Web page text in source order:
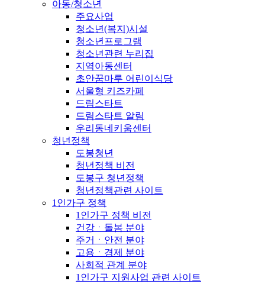
아동/청소년
주요사업
청소년(복지)시설
청소년프로그램
청소년관련 누리집
지역아동센터
초안꿈마루 어린이식당
서울형 키즈카페
드림스타트
드림스타트 알림
우리동네키움센터
청년정책
도봉청년
청년정책 비전
도봉구 청년정책
청년정책관련 사이트
1인가구 정책
1인가구 정책 비전
건강ㆍ돌봄 분야
주거ㆍ안전 분야
고용ㆍ경제 분야
사회적 관계 분야
1인가구 지원사업 관련 사이트